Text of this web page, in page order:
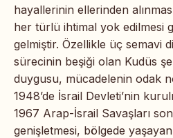
hayallerinin ellerinden
her türlü ihtimal yok edilmesi
gelmiştir. Özellikle üç semavi
sürecinin beşiği olan Kudüs
duygusu, mücadelenin odak
1948’de İsrail Devleti’nin
1967 Arap-İsrail Savaşları
genişletmesi, bölgede